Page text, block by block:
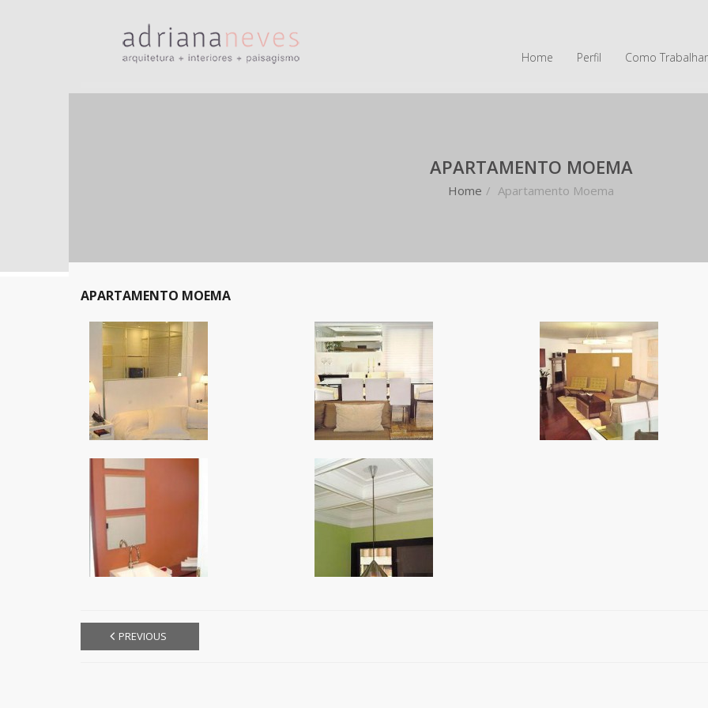
Home Perfil Como
APARTAMENTO MOEMA
Home / Apartamento Moema
APARTAMENTO MOEMA
PREVIOUS